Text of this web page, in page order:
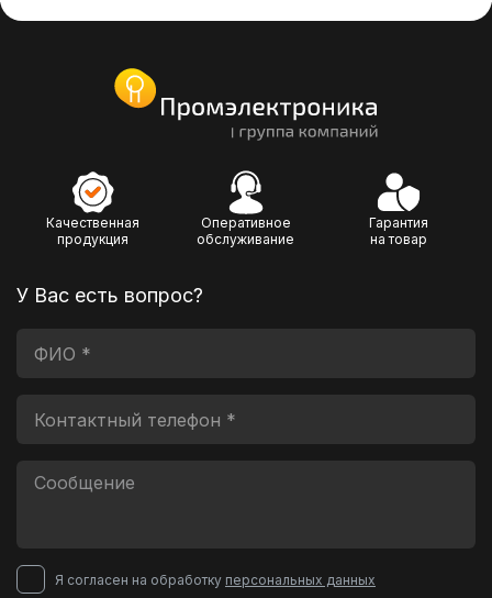
Качественная
продукция
Оперативное
обслуживание
Гарантия
на товар
У Вас есть вопрос?
Я согласен на обработку персональных данных